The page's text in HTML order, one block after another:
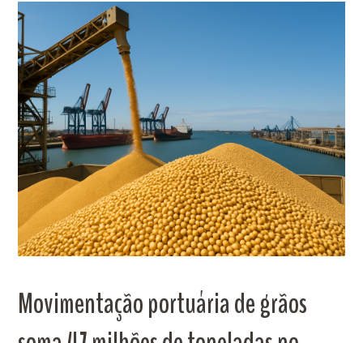
Movimentação portuária de grãos